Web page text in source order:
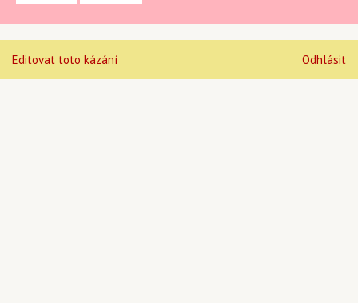
Editovat toto kázání Odhlásit